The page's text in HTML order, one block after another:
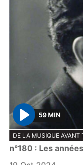
P
l
a
y
59 MIN
DE LA MUSIQUE AVANT
n°180 : Les